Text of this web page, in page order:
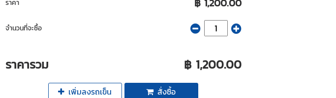
ราคา ฿ 1,200.00
จำนวนที่จะซื้อ
ราคารวม ฿ 1,200.00
เพิ่มลงรถเข็น สั่งซื้อ